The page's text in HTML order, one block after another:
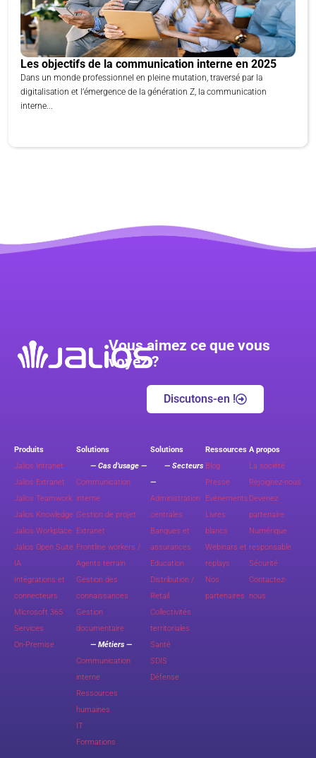
Les objectifs de la communication interne en 2025
Dans un monde professionnel en pleine mutation, traversé par la
digitalisation et l’émergence de la génération Z, la communication
interne...
Vous aimez ce que vous
voyez ?
Discutons-en !
Produits
Jalios Intranet
Jalios Extranet
Jalios Teamwork
Jalios Knowledge
Jalios Workplace
Jalios Open Suite
IA
Intégrations et
connecteurs
Microsoft 365
Services
On-Premise
Solutions
— Cas d’usage —
Communication
interne
Gestion de projet
Extranet
Frontline workers /
Agents terrain
Gestion des
connaissances
Gestion
documentaire
— Métiers —
Communication
interne
Ressources
humaines
IT
Formations
Solutions
— Secteurs
—
Administration
centrales
Banques et
assurances
Education
Distribution /
Retail
Collectivités
territoriales
Santé
SDIS
Défense
Ressources
Blog
Presse
Evénements
Livres
blancs
Webinars et
replays
Nos
partenaires
A propos
La société
Rejoignez-nous
Devenez
partenaire
Numérique
responsable
Sécurité
Contactez-
nous